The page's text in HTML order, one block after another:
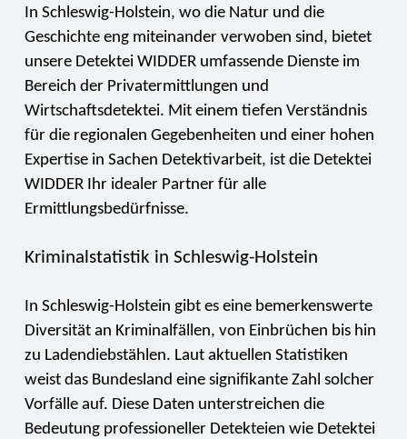
In Schleswig-Holstein, wo die Natur und die
Geschichte eng miteinander verwoben sind, bietet
unsere Detektei WIDDER umfassende Dienste im
Bereich der Privatermittlungen und
Wirtschaftsdetektei. Mit einem tiefen Verständnis
für die regionalen Gegebenheiten und einer hohen
Expertise in Sachen Detektivarbeit, ist die Detektei
WIDDER Ihr idealer Partner für alle
Ermittlungsbedürfnisse.
Kriminalstatistik in Schleswig-Holstein
In Schleswig-Holstein gibt es eine bemerkenswerte
Diversität an Kriminalfällen, von Einbrüchen bis hin
zu Ladendiebstählen. Laut aktuellen Statistiken
weist das Bundesland eine signifikante Zahl solcher
Vorfälle auf. Diese Daten unterstreichen die
Bedeutung professioneller Detekteien wie Detektei